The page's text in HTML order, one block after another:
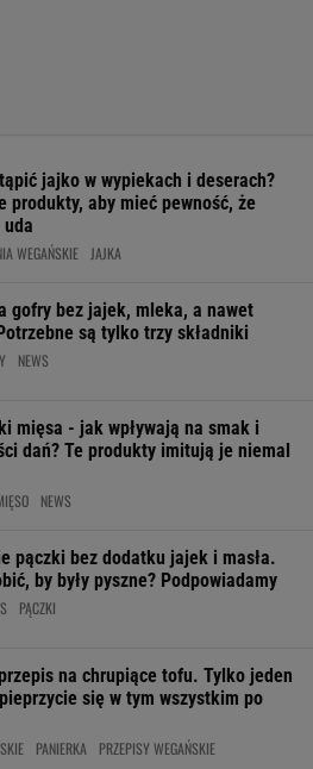
jajko w wypiekach i deserach?
produkty, aby mieć pewność, że
WEGAŃSKIE JAJKA
gofry bez jajek, mleka, a nawet
są tylko trzy składniki
NEWS
mięsa - jak wpływają na smak i
dań? Te produkty imitują je niemal
NEWS
pączki bez dodatku jajek i masła.
by były pyszne? Podpowiadamy
PĄCZKI
na chrupiące tofu. Tylko jeden
się w tym wszystkim po
PANIERKA PRZEPISY WEGAŃSKIE